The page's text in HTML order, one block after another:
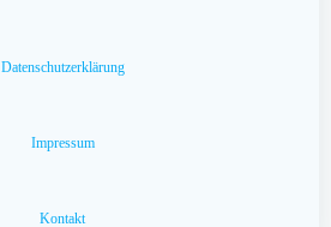
Datenschutzerklärung
Impressum
Kontakt